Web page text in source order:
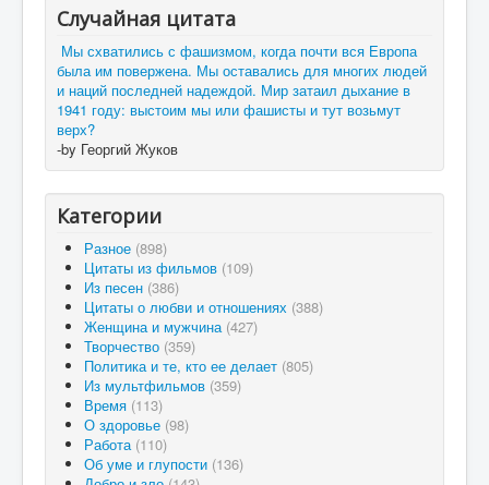
Случайная цитата
Мы схватились с фашизмом, когда почти вся Европа
была им повержена. Мы оставались для многих людей
и наций последней надеждой. Мир затаил дыхание в
1941 году: выстоим мы или фашисты и тут возьмут
верх?
-by Георгий Жуков
Категории
Разное (898)
Цитаты из фильмов (109)
Из песен (386)
Цитаты о любви и отношениях (388)
Женщина и мужчина (427)
Творчество (359)
Политика и те, кто ее делает (805)
Из мультфильмов (359)
Время (113)
О здоровье (98)
Работа (110)
Об уме и глупости (136)